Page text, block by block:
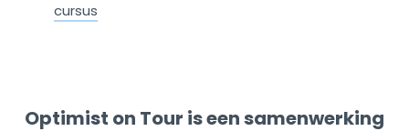
cursus
Optimist on Tour is een samenwerking